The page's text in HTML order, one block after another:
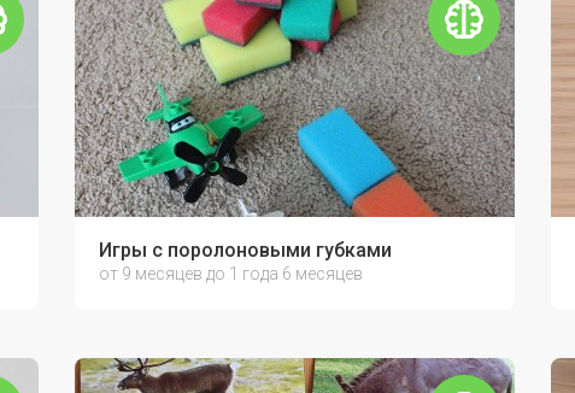
Игры с поролоновыми губками
от 9 месяцев до 1 года 6 месяцев